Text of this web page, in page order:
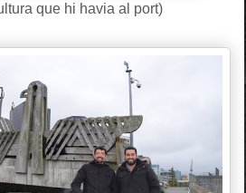
que hi havia al port)